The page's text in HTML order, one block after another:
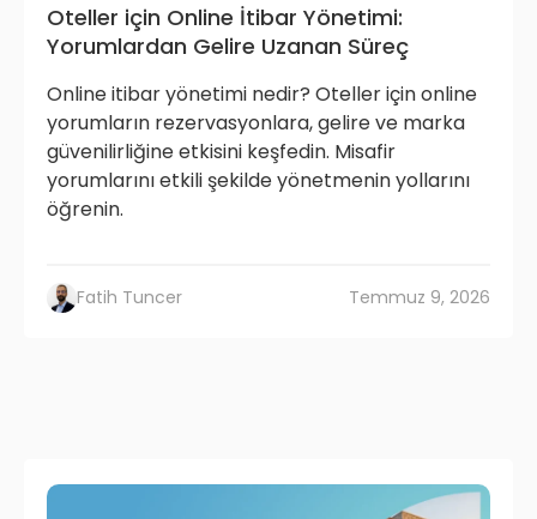
Oteller için Online İtibar Yönetimi:
Yorumlardan Gelire Uzanan Süreç
Online itibar yönetimi nedir? Oteller için online
yorumların rezervasyonlara, gelire ve marka
güvenilirliğine etkisini keşfedin. Misafir
yorumlarını etkili şekilde yönetmenin yollarını
öğrenin.
Fatih Tuncer Temmuz 9, 2026